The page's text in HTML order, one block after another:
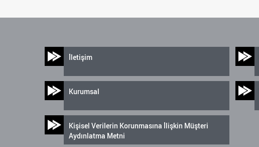
İletişim
Kurumsal
Kişisel Verilerin Korunmasına İlişkin Müşteri
Aydınlatma Metni